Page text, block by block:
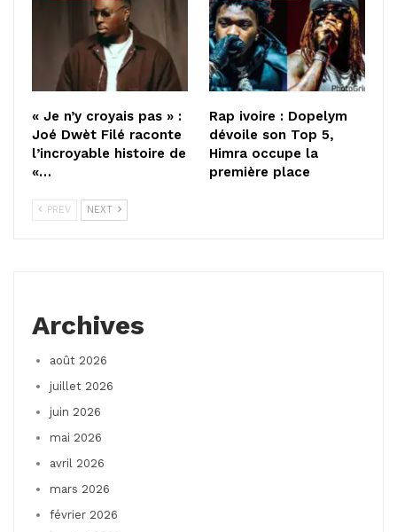
« Je n’y croyais pas » :
Joé Dwèt Filé raconte
l’incroyable histoire de
«…
Rap ivoire : Dopelym
dévoile son Top 5,
Himra occupe la
première place
PREV NEXT
Archives
août 2026
juillet 2026
juin 2026
mai 2026
avril 2026
mars 2026
février 2026